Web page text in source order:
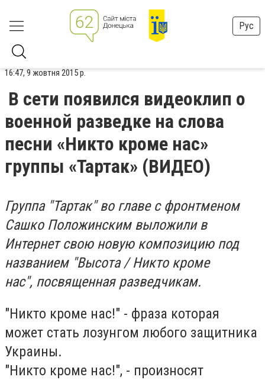
Рус
16:47, 9 жовтня 2015 р.
В сети появился видеоклип о
военной разведке на слова
песни «Никто кроме нас»
группы «Тартак» (ВИДЕО)
Группа "Тартак" во главе с фронтменом
Сашко Положинским выложили в
Интернет свою новую композицию под
названием "Высота / Никто кроме
нас", посвященная разведчикам.
"Никто кроме нас!" - фраза которая
может стать лозунгом любого защитника
Украины.
"Никто кроме нас!", - произносят